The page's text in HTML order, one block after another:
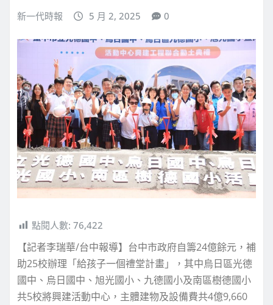
新一代時報 5 月 2, 2025 0
點閱人數: 76,422
【記者李瑞華/台中報導】台中市政府自籌24億餘元，補
助25校辦理「給孩子一個禮堂計畫」，其中烏日區光德
國中、烏日國中、旭光國小、九德國小及南區樹德國小
共5校將興建活動中心，主體建物及設備費共4億9,660